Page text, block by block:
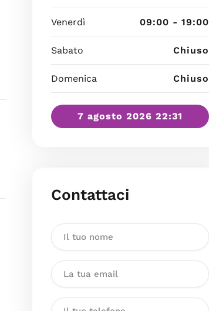
Venerdì 09:00 - 19:00
Sabato Chiuso
Domenica Chiuso
7 agosto 2026 22:31
Contattaci